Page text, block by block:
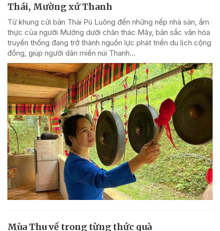
Thái, Mường xứ Thanh
Từ khung cửi bản Thái Pù Luông đến những nếp nhà sàn, ẩm
thực của người Mường dưới chân thác Mây, bản sắc văn hóa
truyền thống đang trở thành nguồn lực phát triển du lịch cộng
đồng, giúp người dân miền núi Thanh...
Mùa Thu về trong từng thức quà